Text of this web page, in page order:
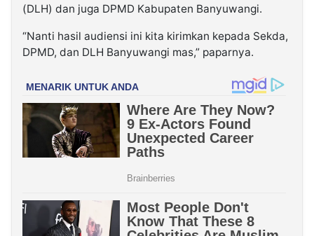
(DLH) dan juga DPMD Kabupaten Banyuwangi.
“Nanti hasil audiensi ini kita kirimkan kepada Sekda,
DPMD, dan DLH Banyuwangi mas,” paparnya.